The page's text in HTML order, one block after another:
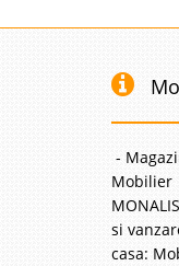
-
Mobilier
si
casa: